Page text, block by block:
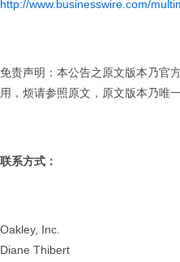
http://www.businesswire.com/
免责声明：本公告之原文版本乃官
用，烦请参照原文，原文版本乃唯
联系方式：
Oakley, Inc.
Diane Thibert